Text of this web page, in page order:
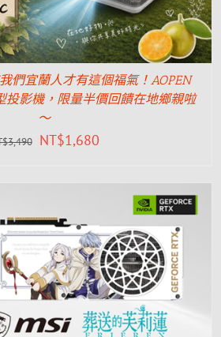
們宜蘭人才有這個福氣！AOPEN
投影機，限量半價回饋在地鄉親啦
～
3,490 NT$1,680